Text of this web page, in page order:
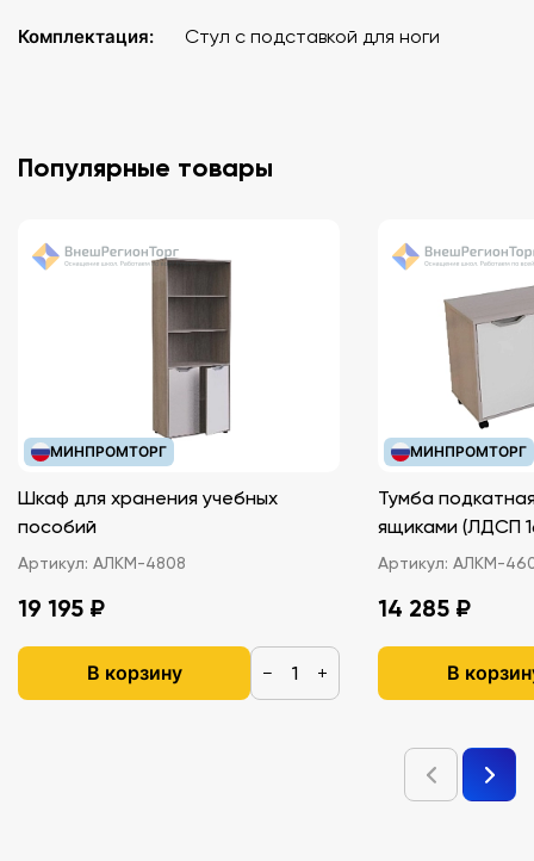
Комплектация: Стул с подставкой для ноги
Популярные товары
МИНПРОМТОРГ
Шкаф для хранения учебных
пособий
Артикул: АЛКМ-4808
19 195 ₽
В корзину − +
МИНПРОМТОРГ
Тумба
ящиками
Артикул: АЛКМ-
14 285 ₽
В